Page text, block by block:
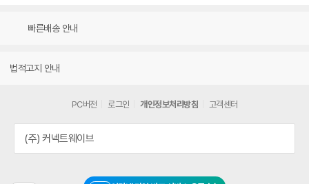
빠른배송 안내
법적고지 안내
PC버전 로그인 개인정보처리방침 고객센터
(주) 커넥트웨이브